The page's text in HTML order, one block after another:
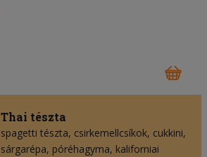
Thai tészta
spagetti tészta csirkemellcsíkok cukkini
sárgarépa póréhagyma kaliforniai